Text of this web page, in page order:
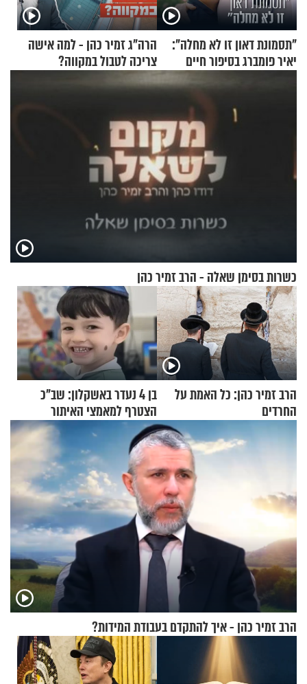
"תסמונת דאון זו לא מחלה":
יאיר פומברג בסיפור חיים
הרה"ג זמיר כהן - למה אישה
צריכה לטבול במקווה?
כשרות בסימן שאלה - הרב זמיר כהן
הרב זמיר כהן: כל האמת על
החרדים
בן 4 נעדר באשקלון: שב"כ
הצטרף למאמצי האיתור
הרב זמיר כהן - איך להתקדם בעבודת המידות?